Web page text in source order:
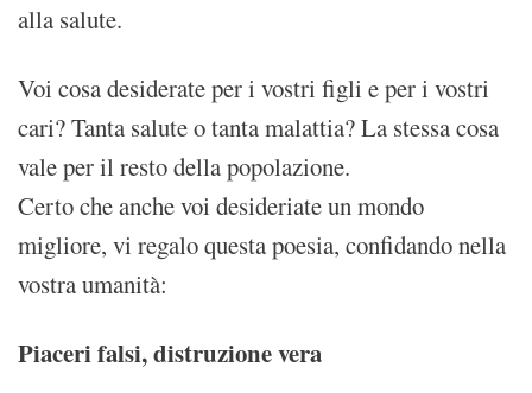
alla salute.
Voi cosa desiderate per i vostri figli e per i vostri
cari? Tanta salute o tanta malattia? La stessa cosa
vale per il resto della popolazione.
Certo che anche voi desideriate un mondo
migliore, vi regalo questa poesia, confidando nella
vostra umanità:
Piaceri falsi, distruzione vera